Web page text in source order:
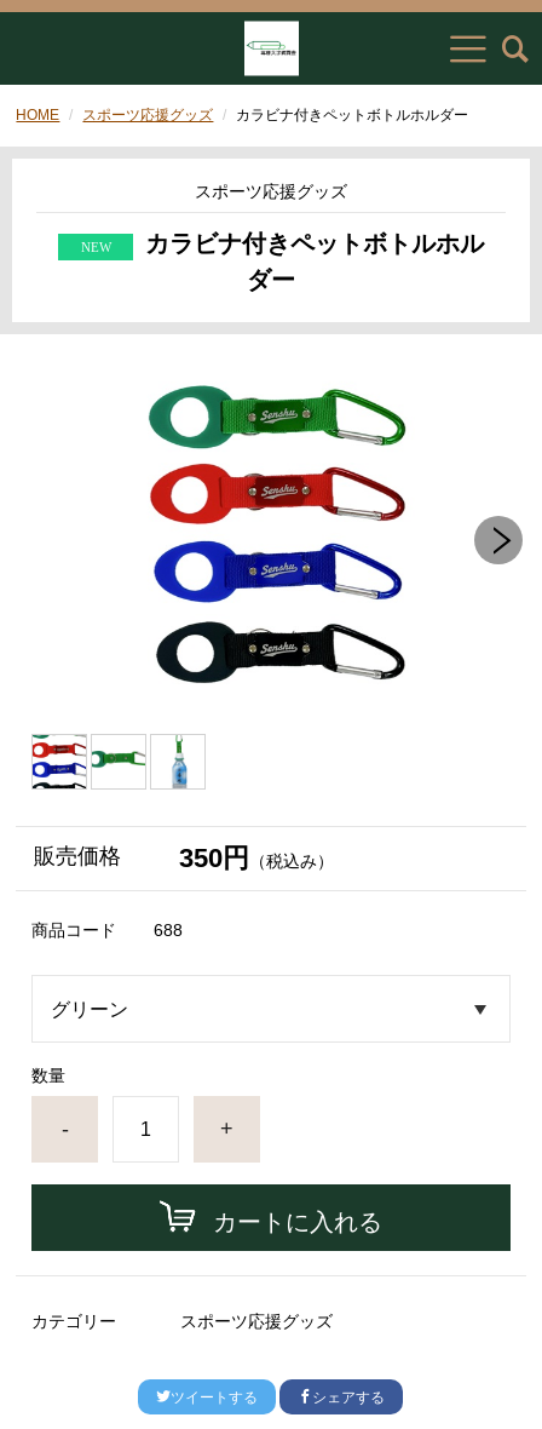
HOME スポーツ応援グッズ カラビナ付きペットボトルホルダー
スポーツ応援グッズ
カラビナ付きペットボトルホル
ダー
販売価格 350円 （税込み）
商品コード 688
数量
- +
カートに入れる
カテゴリー スポーツ応援グッズ
ツイートする シェアする